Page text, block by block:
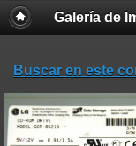
Galería de
Buscar en este